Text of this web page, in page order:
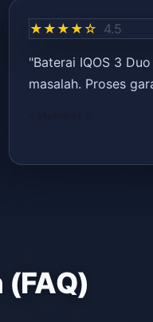
★★★★☆ 4.5
"Baterai IQOS 3
masalah. Proses